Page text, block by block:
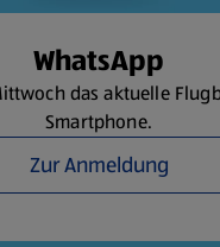
WhatsApp
das aktuelle
Smartphone.
Zur Anmeldung